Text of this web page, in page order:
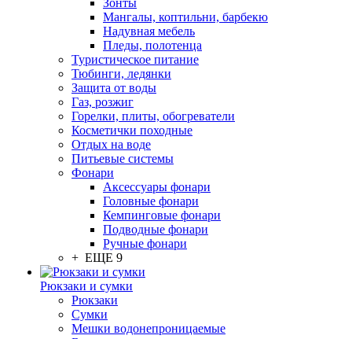
Зонты
Мангалы, коптильни, барбекю
Надувная мебель
Пледы, полотенца
Туристическое питание
Тюбинги, ледянки
Защита от воды
Газ, розжиг
Горелки, плиты, обогреватели
Косметички походные
Отдых на воде
Питьевые системы
Фонари
Аксессуары фонари
Головные фонари
Кемпинговые фонари
Подводные фонари
Ручные фонари
+ ЕЩЕ 9
Рюкзаки и сумки
Рюкзаки
Сумки
Мешки водонепроницаемые